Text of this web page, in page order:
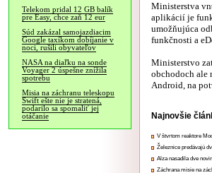
Telekom pridal 12 GB balík
pre Easy, chce zaň 12 eur
Súd zakázal samojazdiacim
Google taxíkom dobíjanie v
noci, rušili obyvateľov
NASA na diaľku na sonde
Voyager 2 úspešne znížila
spotrebu
Misia na záchranu teleskopu
Swift ešte nie je stratená,
podarilo sa spomaliť jej
otáčanie
Ministerstva
aplikácií je
umožňujúca
funkčnosti a
Ministerstvo
obchodoch ale
Android, na
Najnovšie
V štvrtom reaktore
Železnice predávajú
Alza nasadila dve
Záchrana misie na